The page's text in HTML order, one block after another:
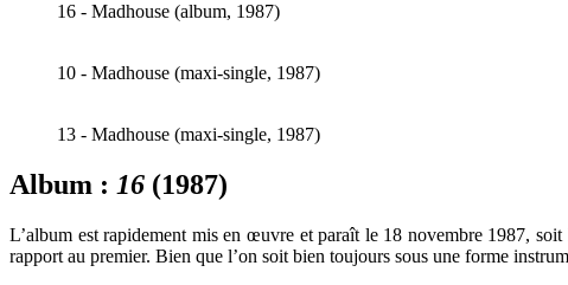
16 - Madhouse (album, 1987)
10 - Madhouse (maxi-single, 1987)
13 - Madhouse (maxi-single, 1987)
Album : 16 (1987)
L’album est rapidement mis en œuvre et paraît le 18 novembre 1987,
rapport au premier. Bien que l’on soit bien toujours sous une forme